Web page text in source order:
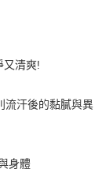
又清爽!
流汗後的黏膩與異
身體